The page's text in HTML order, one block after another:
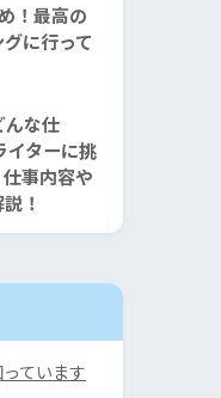
！最高の
に行って
んな仕
イターに挑
事内容や
！
ています